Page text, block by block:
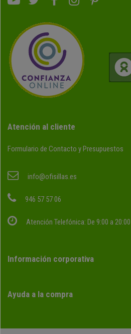
Atención al cliente
Formulario de Contacto y Presupuestos
info@ofisillas.es
946 57 57 06
Atención Telefónica: De 9:00 a 20:00
Información corporativa
Ayuda a la compra